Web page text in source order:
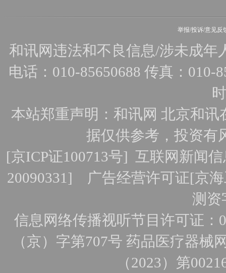
举报/投诉/意见反
和讯网违法和不良信息/涉未成年
电话：010-85650688 传真：010-
本站郑重声明：和讯网 北京和
据仅供参考，投资有
[京ICP证100713号]互联网新闻
20090331] 广告经营许可证[京
测资
信息网络传播视听节目许可证：
（京）字第707号 药品医疗器械
（2023）第